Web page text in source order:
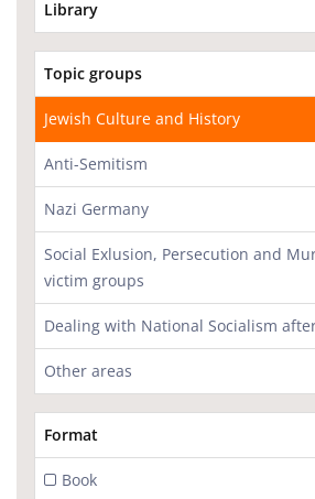
Library
Topic groups
Jewish Culture and History
Anti-Semitism
Nazi Germany
Social Exlusion, Persecution and
victim groups
Dealing with National Socialism
Other areas
Format
Book